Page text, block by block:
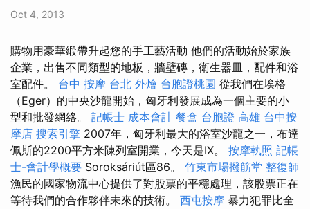
Oct 4, 2013
購物用豪華緞帶升起您的手工藝活動 他們的活動始於家族
企業，出售不同類型的地板，牆壁磚，衛生器皿，配件和浴
室配件。 台中 按摩 台北 外燴 台胞證桃園 從我們在埃格
（Eger）的中央沙龍開始，匈牙利發展成為一個主要的小
型和批發網絡。 記帳士 成本會計 餐盒 台胞證 高雄 台中按
摩店 搜索引擎 2007年，匈牙利最大的浴室沙龍之一，布達
佩斯的2200平方米陳列室開業，今天是IX。 按摩執照 記帳
士-會計學概要 Soroksáriút區86。 竹東市場撥筋堂 整復師
漁民的國家物流中心提供了對股票的平穩處理，該股票正在
等待我們的合作夥伴未來的技術。 西屯按摩 暴力犯罪比全